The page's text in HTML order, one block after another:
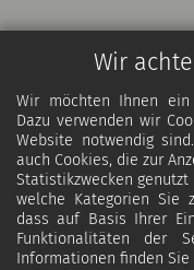
Wir
Wir möchten Ihnen ein
Dazu verwenden wir
Website notwendig
auch Cookies, die zur
Statistikzwecken
welche Kategorien Sie
dass auf Basis Ihrer
Funktionalitäten der
Informationen finden